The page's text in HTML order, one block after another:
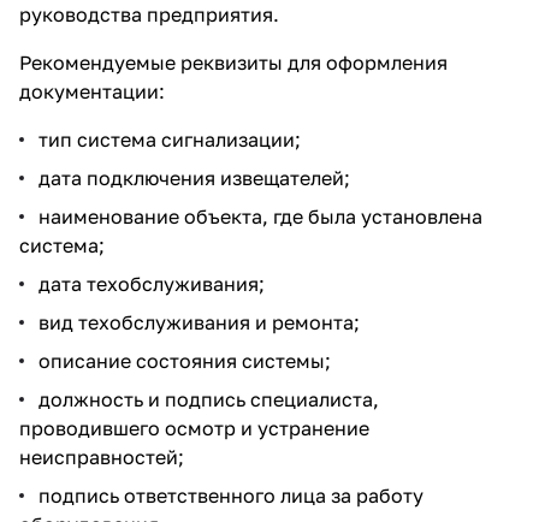
руководства предприятия.
Рекомендуемые реквизиты для оформления
документации:
тип система сигнализации;
дата подключения извещателей;
наименование объекта, где была установлена
система;
дата техобслуживания;
вид техобслуживания и ремонта;
описание состояния системы;
должность и подпись специалиста,
проводившего осмотр и устранение
неисправностей;
подпись ответственного лица за работу